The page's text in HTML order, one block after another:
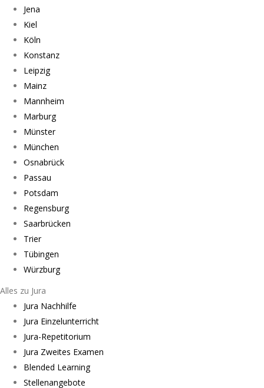
Jena
Kiel
Köln
Konstanz
Leipzig
Mainz
Mannheim
Marburg
Münster
München
Osnabrück
Passau
Potsdam
Regensburg
Saarbrücken
Trier
Tübingen
Würzburg
Alles zu Jura
Jura Nachhilfe
Jura Einzelunterricht
Jura-Repetitorium
Jura Zweites Examen
Blended Learning
Stellenangebote